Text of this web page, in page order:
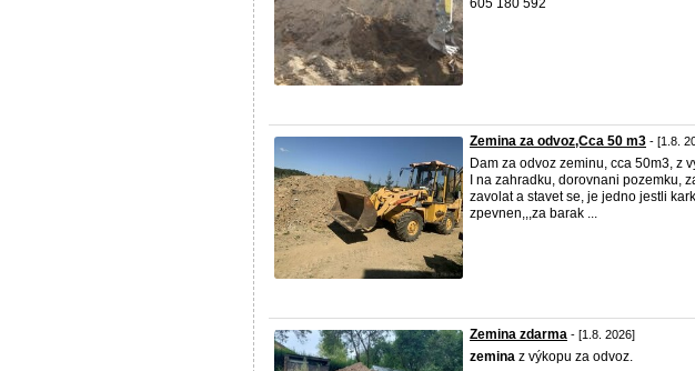
605 180 592
Zemina za odvoz,Cca 50 m3 - [1.8.
Dam za odvoz zeminu, cca 50m3, z
I na zahradku, dorovnani pozemku,
zavolat a stavet se, je jedno jestli
zpevnen,,,za barak ...
Zemina zdarma - [1.8. 2026]
zemina z výkopu za odvoz.